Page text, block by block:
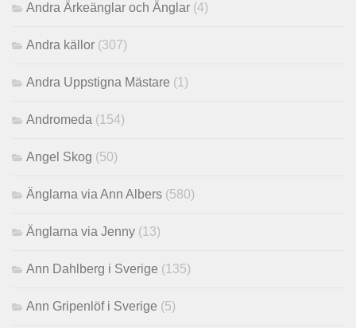
Andra Ärkeänglar och Änglar (4)
Andra källor (307)
Andra Uppstigna Mästare (1)
Andromeda (154)
Angel Skog (50)
Änglarna via Ann Albers (580)
Änglarna via Jenny (13)
Ann Dahlberg i Sverige (135)
Ann Gripenlöf i Sverige (5)